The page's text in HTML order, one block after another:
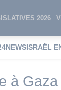
2026
ISRAËL
à Gaza